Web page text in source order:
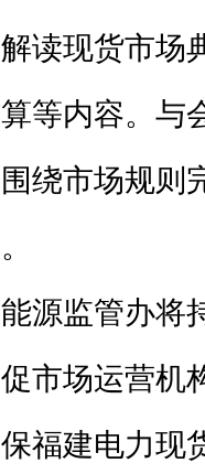
读现货市场
等内容。与
绕市场规则
源监管办将
市场运营机
福建电力现